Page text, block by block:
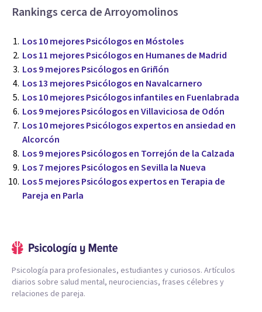
Rankings cerca de Arroyomolinos
Los 10 mejores Psicólogos en Móstoles
Los 11 mejores Psicólogos en Humanes de Madrid
Los 9 mejores Psicólogos en Griñón
Los 13 mejores Psicólogos en Navalcarnero
Los 10 mejores Psicólogos infantiles en Fuenlabrada
Los 9 mejores Psicólogos en Villaviciosa de Odón
Los 10 mejores Psicólogos expertos en ansiedad en
Alcorcón
Los 9 mejores Psicólogos en Torrejón de la Calzada
Los 7 mejores Psicólogos en Sevilla la Nueva
Los 5 mejores Psicólogos expertos en Terapia de
Pareja en Parla
Psicología para profesionales, estudiantes y curiosos. Artículos
diarios sobre salud mental, neurociencias, frases célebres y
relaciones de pareja.